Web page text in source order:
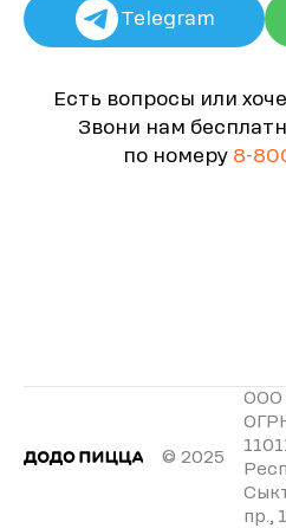
Telegram
Есть вопросы или
Звони нам
по номеру 8-
© 2025
ООО
пр.,